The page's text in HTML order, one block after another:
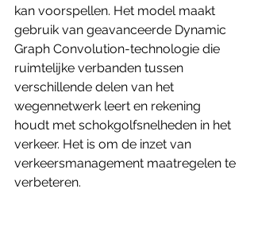
kan voorspellen. Het model maakt
gebruik van geavanceerde Dynamic
Graph Convolution-technologie die
ruimtelijke verbanden tussen
verschillende delen van het
wegennetwerk leert en rekening
houdt met schokgolfsnelheden in het
verkeer. Het is om de inzet van
verkeersmanagement maatregelen te
verbeteren.